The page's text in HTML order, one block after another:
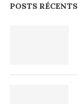
POSTS RÉCENTS